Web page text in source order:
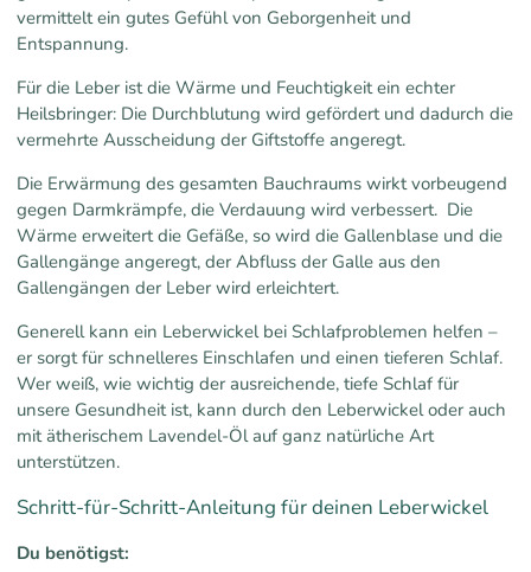
vermittelt ein gutes Gefühl von Geborgenheit und
Entspannung.
Für die Leber ist die Wärme und Feuchtigkeit ein echter
Heilsbringer: Die Durchblutung wird gefördert und dadurch die
vermehrte Ausscheidung der Giftstoffe angeregt.
Die Erwärmung des gesamten Bauchraums wirkt vorbeugend
gegen Darmkrämpfe, die Verdauung wird verbessert. Die
Wärme erweitert die Gefäße, so wird die Gallenblase und die
Gallengänge angeregt, der Abfluss der Galle aus den
Gallengängen der Leber wird erleichtert.
Generell kann ein Leberwickel bei Schlafproblemen helfen –
er sorgt für schnelleres Einschlafen und einen tieferen Schlaf.
Wer weiß, wie wichtig der ausreichende, tiefe Schlaf für
unsere Gesundheit ist, kann durch den Leberwickel oder auch
mit ätherischem Lavendel-Öl auf ganz natürliche Art
unterstützen.
Schritt-für-Schritt-Anleitung für deinen Leberwickel
Du benötigst: